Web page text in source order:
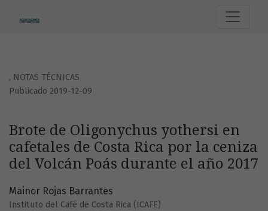
, NOTAS TÉCNICAS
Brote de Oligonychus yothersi en
cafetales de Costa Rica por la ceniza
del Volcán Poás durante el año 2017
Publicado 2019-12-09
Mainor Rojas Barrantes
Instituto del Café de Costa Rica (ICAFE)